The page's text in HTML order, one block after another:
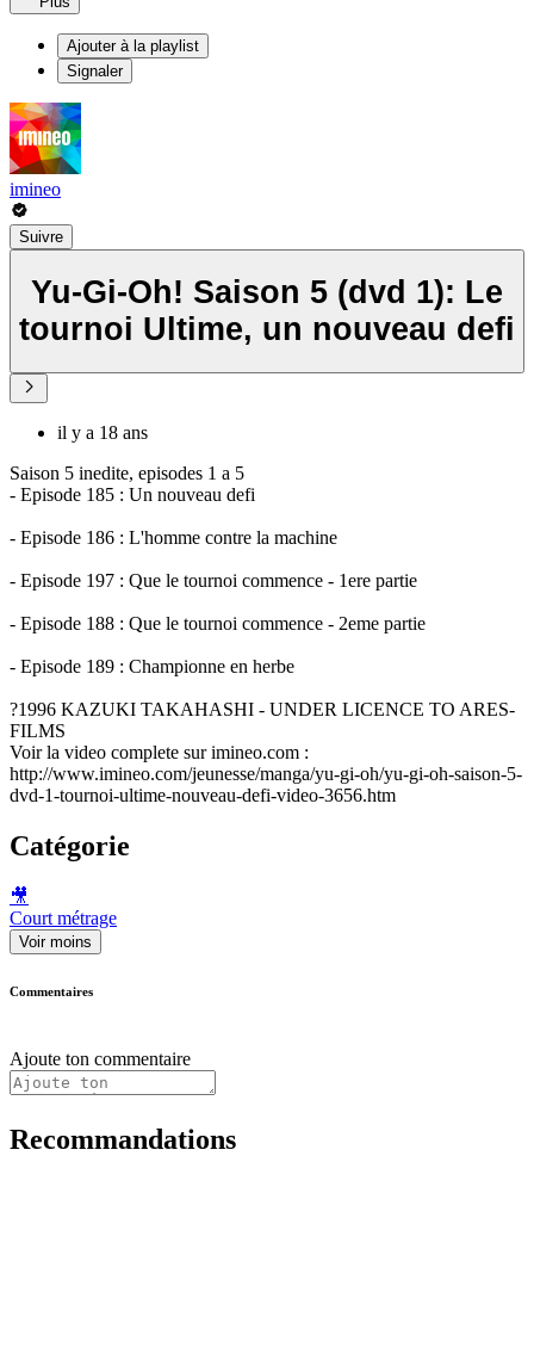
Ajouter à la playlist
Signaler
imineo
Suivre
Yu-Gi-Oh! Saison 5 (dvd 1): Le
tournoi Ultime, un nouveau defi
il y a 18 ans
Saison 5 inedite, episodes 1 a 5
- Episode 185 : Un nouveau defi
- Episode 186 : L'homme contre la machine
- Episode 197 : Que le tournoi commence - 1ere partie
- Episode 188 : Que le tournoi commence - 2eme partie
- Episode 189 : Championne en herbe
?1996 KAZUKI TAKAHASHI - UNDER LICENCE TO ARES-
FILMS
Voir la video complete sur imineo.com :
http://www.imineo.com/jeunesse/manga/yu-gi-oh/yu-gi-oh-saison-5-
dvd-1-tournoi-ultime-nouveau-defi-video-3656.htm
Catégorie
🎥
Court métrage
Voir moins
Commentaires
Ajoute ton commentaire
Recommandations